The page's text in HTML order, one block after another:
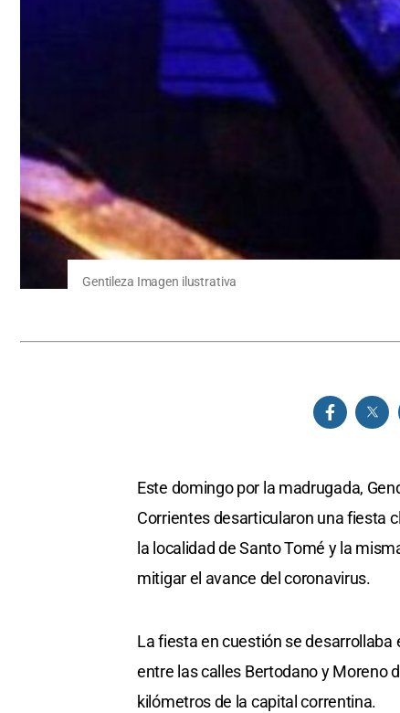
Gentileza Imagen ilustrativa
Este domingo por la madrugada,
Corrientes desarticularon una fiesta
la localidad de Santo Tomé y la
mitigar el avance del coronavirus.
La fiesta en cuestión se
entre las calles Bertodano y Moreno
kilómetros de la capital correntina.